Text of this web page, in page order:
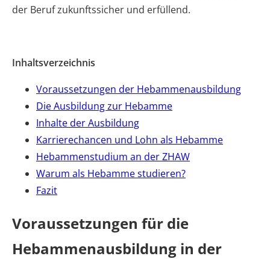
der Beruf zukunftssicher und erfüllend.
Inhaltsverzeichnis
Voraussetzungen der Hebammenausbildung
Die Ausbildung zur Hebamme
Inhalte der Ausbildung
Karrierechancen und Lohn als Hebamme
Hebammenstudium an der ZHAW
Warum als Hebamme studieren?
Fazit
Voraussetzungen für die
Hebammenausbildung in der